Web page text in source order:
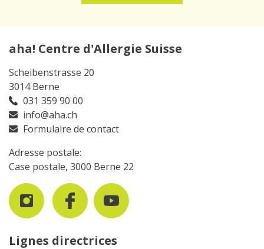
aha! Centre d'Allergie Suisse
Scheibenstrasse 20
3014 Berne
031 359 90 00
info@aha.ch
Formulaire de contact
Adresse postale:
Case postale, 3000 Berne 22
Lignes directrices